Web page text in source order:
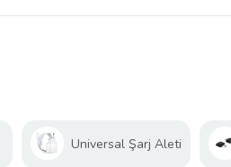
Universal Şarj Aleti